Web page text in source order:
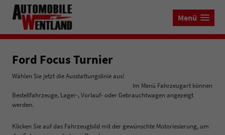
Menü
Ford Focus Turnier
Wählen Sie jetzt die Ausstattungslinie aus!
Im Menü Fahrzeugart können
Bestellfahrzeuge, Lager-, Vorlauf- oder Gebrauchtwagen angezeigt
werden.
Klicken Sie auf das Fahrzeugbild mit der gewünschte Motoriesierung, um